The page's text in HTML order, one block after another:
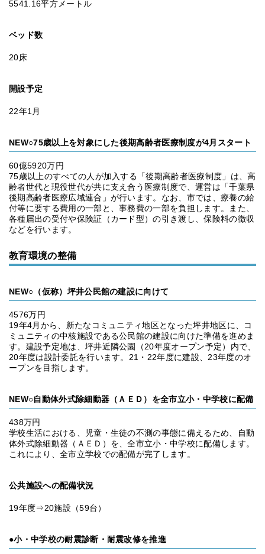
5541.16平方メートル
ベッド数
20床
開設予定
22年1月
NEW○75歳以上を対象にした後期高齢者医療制度が4月スタート
60億5920万円
75歳以上のすべての人が加入する「後期高齢者医療制度」は、高
齢者世代と現役世代が共に支え合う医療制度で、運営は「千葉県
後期高齢者医療広域連合」が行います。なお、市では、療養の給
付等に要する費用の一部と、事務費の一部を負担します。また、
各種届出の受付や保険証（カード型）の引き渡し、保険料の徴収
などを行います。
教育環境の整備
NEW○（仮称）坪井公民館の建設に向けて
4576万円
19年4月から、新たなコミュニティ地区となった坪井地区に、コ
ミュニティの中核施設である公民館の建設に向けた準備を進めま
す。建設予定地は、坪井近隣公園（20年度オープン予定）内で、
20年度は設計委託を行います。21・22年度に建設、23年度のオ
ープンを目指します。
NEW○自動体外式除細動器（ＡＥＤ）を全市立小・中学校に配備
438万円
学校生活における、児童・生徒の不測の事態に備えるため、自動
体外式除細動器（ＡＥＤ）を、全市立小・中学校に配備します。
これにより、全市立学校での配備が完了します。
公共施設への配備状況
19年度⇒20施設（59台）
●小・中学校の耐震診断・耐震改修を推進